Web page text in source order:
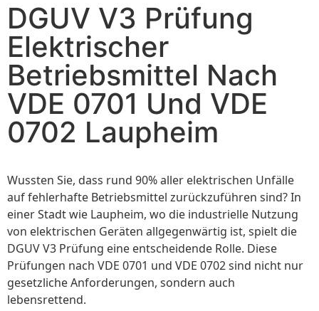
DGUV V3 Prüfung
Elektrischer
Betriebsmittel Nach
VDE 0701 Und VDE
0702 Laupheim
Wussten Sie, dass rund 90% aller elektrischen Unfälle
auf fehlerhafte Betriebsmittel zurückzuführen sind? In
einer Stadt wie Laupheim, wo die industrielle Nutzung
von elektrischen Geräten allgegenwärtig ist, spielt die
DGUV V3 Prüfung eine entscheidende Rolle. Diese
Prüfungen nach VDE 0701 und VDE 0702 sind nicht nur
gesetzliche Anforderungen, sondern auch
lebensrettend.